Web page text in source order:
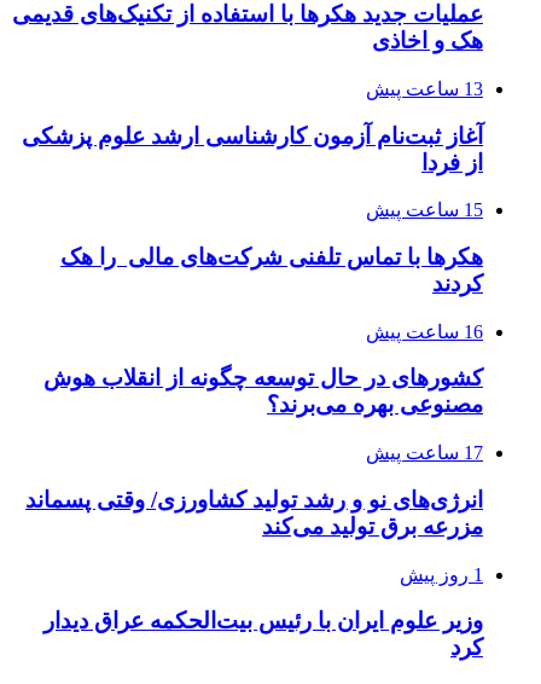
عملیات جدید هکرها با استفاده از تکنیک‌های قدیمی
هک و اخاذی
13 ساعت پیش
آغاز ثبت‌نام‌ آزمون کارشناسی ارشد علوم پزشکی
از فردا
15 ساعت پیش
هکرها با تماس تلفنی شرکت‌های مالی را هک
کردند
16 ساعت پیش
کشورهای در حال توسعه چگونه از انقلاب هوش
مصنوعی بهره می‌برند؟
17 ساعت پیش
انرژی‌های نو و رشد تولید کشاورزی/ وقتی پسماند
مزرعه‌ برق تولید می‌کند
1 روز پیش
وزیر علوم ایران با رئیس بیت‌الحکمه عراق دیدار
کرد